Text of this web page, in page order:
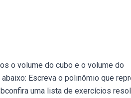
o volume do cubo e o volume do
Escreva o polinômio que
uma lista de exercícios